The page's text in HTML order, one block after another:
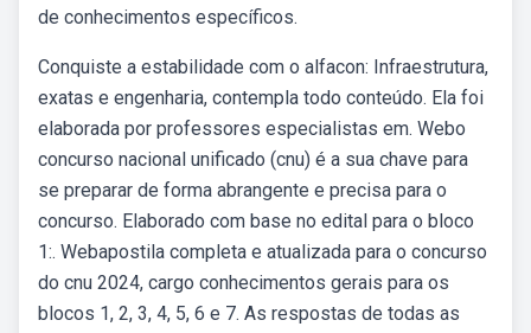
de conhecimentos específicos.
Conquiste a estabilidade com o alfacon: Infraestrutura,
exatas e engenharia, contempla todo conteúdo. Ela foi
elaborada por professores especialistas em. Webo
concurso nacional unificado (cnu) é a sua chave para
se preparar de forma abrangente e precisa para o
concurso. Elaborado com base no edital para o bloco
1:. Webapostila completa e atualizada para o concurso
do cnu 2024, cargo conhecimentos gerais para os
blocos 1, 2, 3, 4, 5, 6 e 7. As respostas de todas as